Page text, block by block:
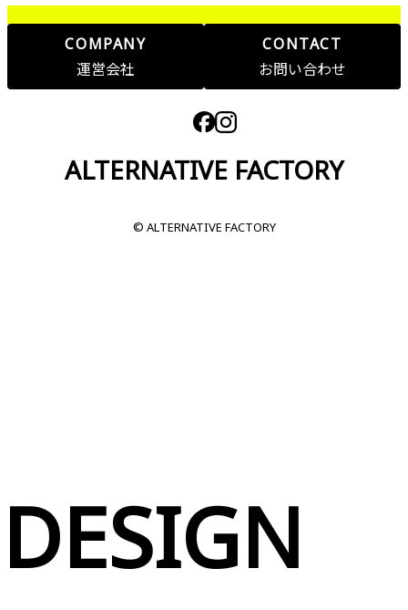
COMPANY
運営会社
CONTACT
お問い合わせ
ALTERNATIVE FACTORY
© ALTERNATIVE FACTORY